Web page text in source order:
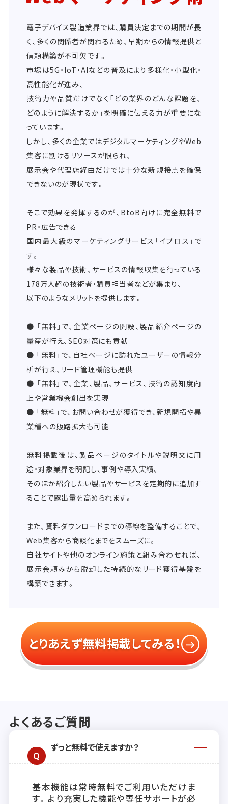
電子デバイス製造業界では、購買決定までの期間が長
く、多くの関係者が関わるため、早期からの情報提供と
信頼構築が不可欠です。
市場は5G・IoT・AIなどの普及により多様化・小型化・
高性能化が進み、
技術力や品質だけでなく「どの業界のどんな課題を、
どのように解決するか」を明確に伝える力が重要にな
っています。
しかし、多くの企業ではデジタルマーケティングやWeb
集客に割けるリソースが限られ、
展示会や代理店経由だけでは十分な新規接点を確保
できないのが現状です。
そこで効果を発揮するのが、BtoB向けに完全無料で
PR・広告できる
国内最大級のマーケティングサービス「イプロス」で
す。
様々な製品や技術、サービスの情報収集を行っている
178万人超の技術者・購買担当者などが集まり、
以下のようなメリットを提供します。
● 「無料」で、企業ページの開設、製品紹介ページの
量産が行え、SEO対策にも貢献
● 「無料」で、自社ページに訪れたユーザーの情報分
析が行え、リード管理機能も提供
● 「無料」で、企業、製品、サービス、技術の認知度向
上や営業機会創出を実現
● 「無料」で、お問い合わせが獲得でき、新規開拓や異
業種への販路拡大も可能
無料掲載後は、製品ページのタイトルや説明文に用
途・対象業界を明記し、事例や導入実績、
そのほか紹介したい製品やサービスを定期的に追加す
ることで露出量を高められます。
また、資料ダウンロードまでの導線を整備することで、
Web集客から商談化までをスムーズに。
自社サイトや他のオンライン施策と組み合わせれば、
展示会頼みから脱却した持続的なリード獲得基盤を
構築できます。
とりあえず無料掲載してみる！
よくあるご質問
ずっと無料で使えますか？
基本機能は常時無料でご利用いただけま
す。より充実した機能や専任サポートが必